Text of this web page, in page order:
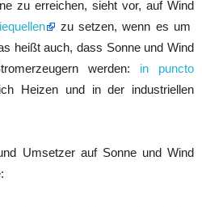
zu erreichen, sieht vor, auf Wind
zu setzen, wenn es um
heißt auch, dass Sonne und Wind
werden: in puncto
Heizen und in der industriellen
Umsetzer auf Sonne und Wind